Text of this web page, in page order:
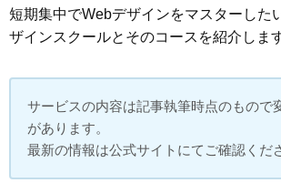
短期集中でWebデザインをマスターした
ザインスクールとそのコースを紹介します
サービスの内容は記事執筆時点のもので
があります。
最新の情報は公式サイトにてご確認くだ